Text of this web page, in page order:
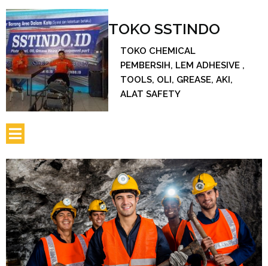
TOKO SSTINDO
TOKO CHEMICAL
PEMBERSIH, LEM ADHESIVE ,
TOOLS, OLI, GREASE, AKI,
ALAT SAFETY